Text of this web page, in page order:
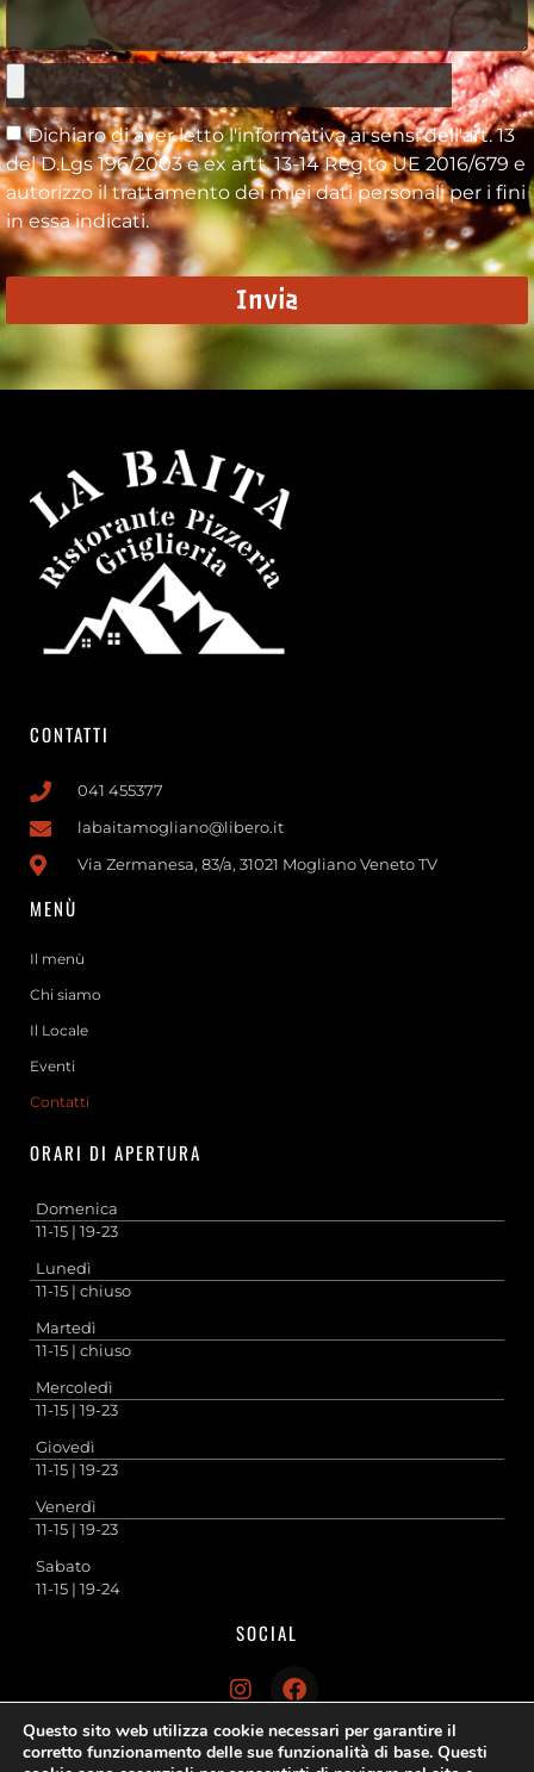
Dichiaro di aver letto l'informativa ai sensi dell'art. 13
del D.Lgs 196/2003 e ex artt. 13-14 Reg.to UE 2016/679 e
autorizzo il trattamento dei miei dati personali per i fini
in essa indicati.
Invia
CONTATTI
041 455377
labaitamogliano@libero.it
Via Zermanesa, 83/a, 31021 Mogliano Veneto TV
MENÙ
Il menù
Chi siamo
Il Locale
Eventi
Contatti
ORARI DI APERTURA
Domenica
11-15 | 19-23
Lunedì
11-15 | chiuso
Martedì
11-15 | chiuso
Mercoledì
11-15 | 19-23
Giovedì
11-15 | 19-23
Venerdì
11-15 | 19-23
Sabato
11-15 | 19-24
SOCIAL
Questo sito web utilizza cookie necessari per garantire il
corretto funzionamento delle sue funzionalità di base. Questi